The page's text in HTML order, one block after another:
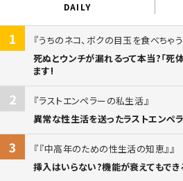
DAILY
1
うちのネコ、ボクの目玉を食べちゃ
死ぬとウンチが漏れるって本当?「死
ます!
2
ラストエンペラーの私生活
異常な性生活を送ったラストエンペ
3
『中高年のための性生活の知恵』
挿入はいらない?機能が衰えてもで